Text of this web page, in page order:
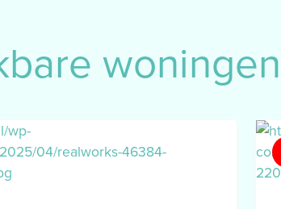
woningen